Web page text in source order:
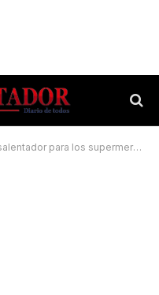
para los supermercadistas locales